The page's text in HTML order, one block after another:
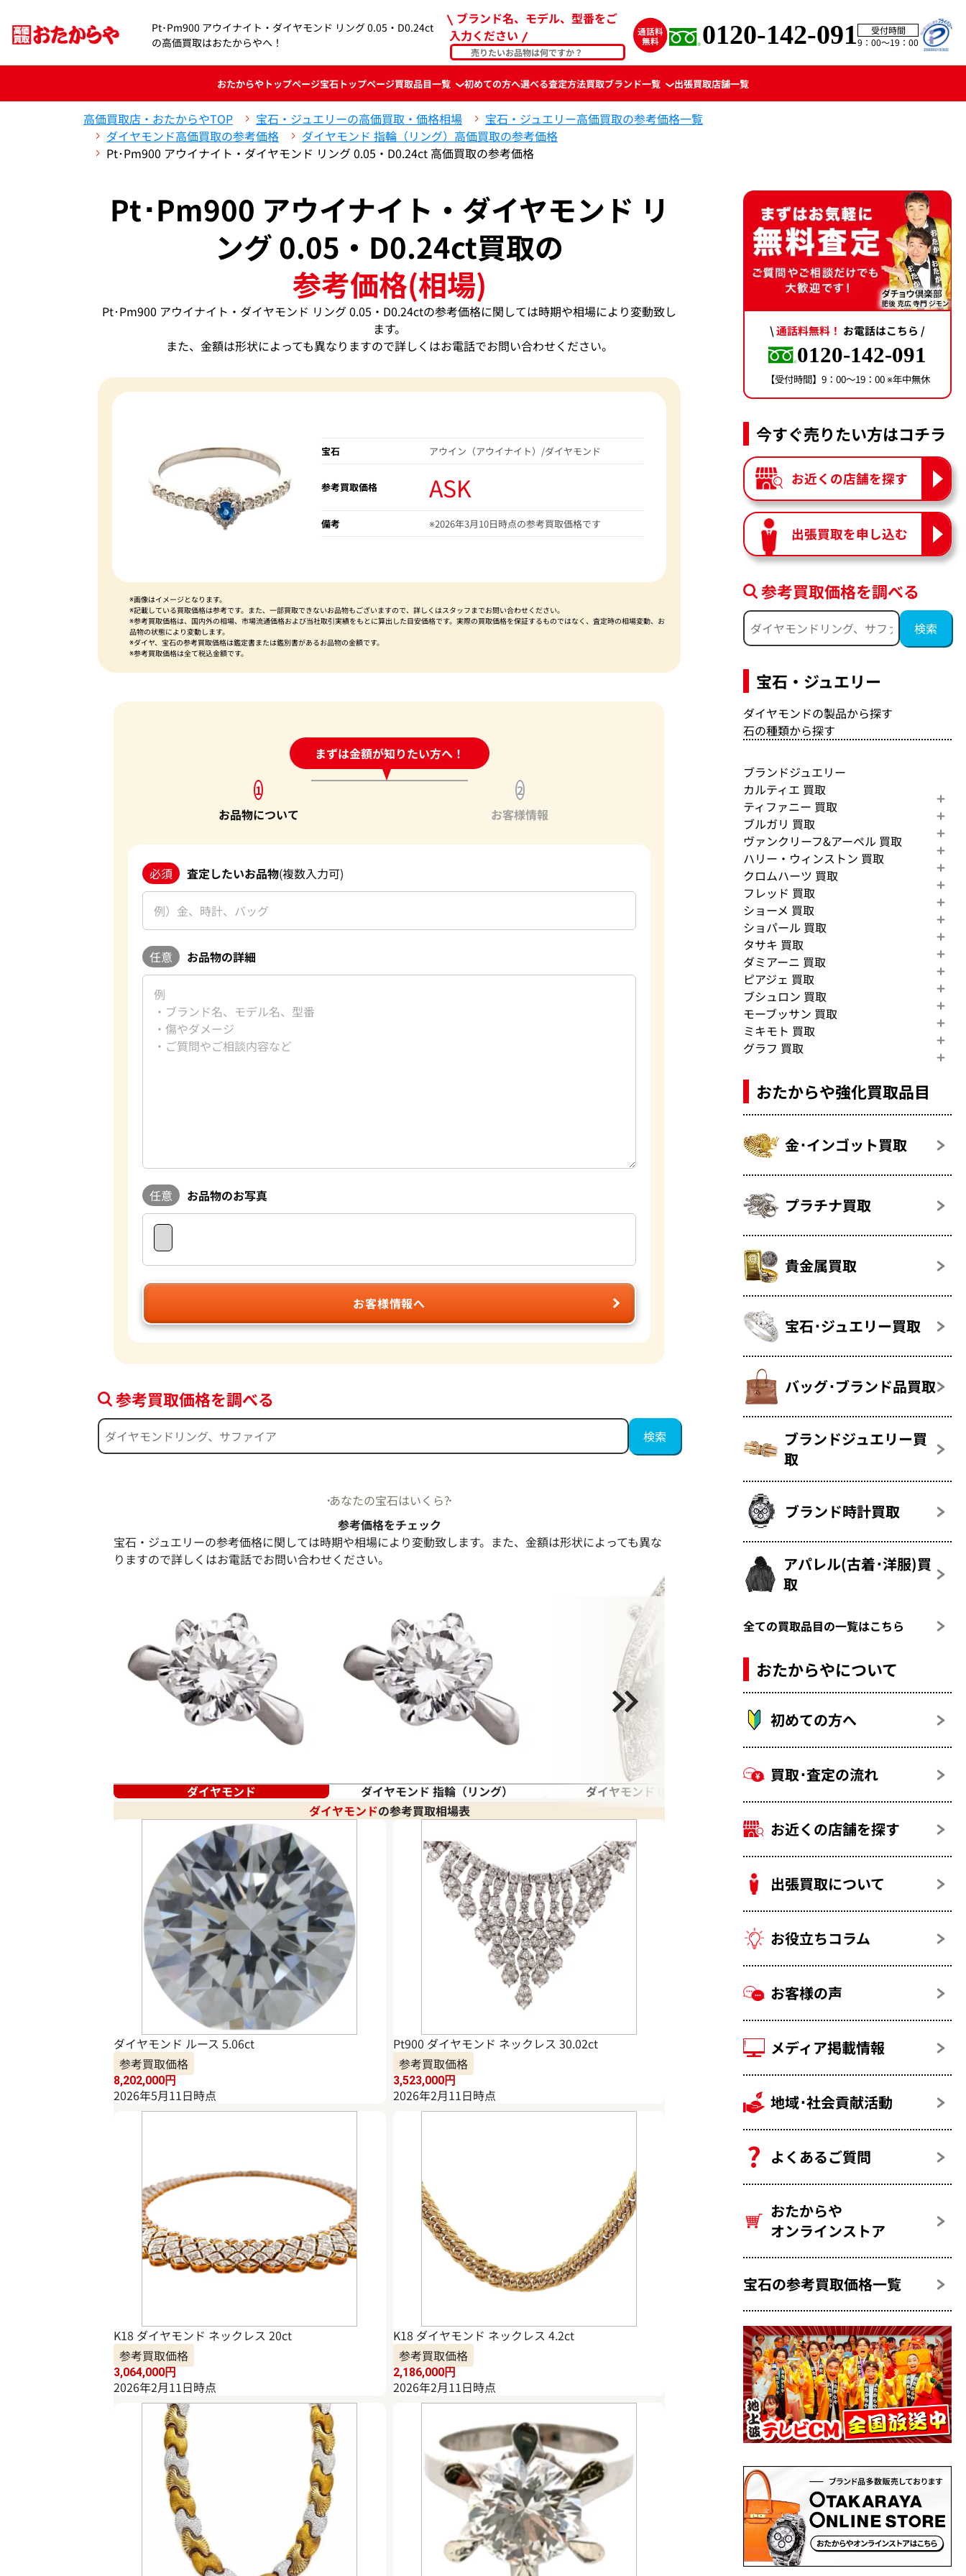
Pt･Pm900 アウイナイト・ダイヤモンド リング 0.05・D0.24ct
の高価買取はおたからやへ！
ブランド名、モデル、型番をご
入力ください
0120-142-091
受付時間
9：00〜19：00
おたからやトップページ宝石トップページ買取品目一覧 初めての方へ選べる査定方法買取ブランド一覧 出張買取店舗一覧
高価買取店・おたからやTOP 宝石・ジュエリーの高価買取・価格相場
宝石・ジュエリー高価買取の参考価格一覧
ダイヤモンド高価買取の参考価格
ダイヤモンド 指輪（リング）高価買取の参考価格
Pt･Pm900 アウイナイト・ダイヤモンド リング 0.05・D0.24ct 高価買取の参考価格
Pt･Pm900 アウイナイト・ダイヤモンド リ
ング 0.05・D0.24ct買取の
参考価格(相場)
Pt･Pm900 アウイナイト・ダイヤモンド リング 0.05・D0.24ctの参考価格に関しては時期や相場により変動致し
ます。
また、金額は形状によっても異なりますので詳しくはお電話でお問い合わせください。
宝石 アウイン（アウイナイト）/ダイヤモンド
参考買取価格 ASK
備考 ※2026年3月10日時点の参考買取価格です
※画像はイメージとなります。
※記載している買取価格は参考です。また、一部買取できないお品物もございますので、詳しくはスタッフまでお問い合わせください。
※参考買取価格は、国内外の相場、市場流通価格および当社取引実績をもとに算出した目安価格です。実際の買取価格を保証するものではなく、査定時の相場変動、お
品物の状態により変動します。
※ダイヤ、宝石の参考買取価格は鑑定書または鑑別書があるお品物の金額です。
※参考買取価格は全て税込金額です。
まずは金額が知りたい方へ！
24時間受付中!問い合わせフォーム
1
お品物について
2
お客様情報
必須 査定したいお品物(複数入力可)
任意 お品物の詳細
任意 お品物のお写真
お客様情報へ
参考買取価格を調べる
あなたの宝石はいくら?
参考価格をチェック
宝石・ジュエリーの参考価格に関しては時期や相場により変動致します。また、金額は形状によっても異な
りますので詳しくはお電話でお問い合わせください。
ダイヤモンド ダイヤモンド 指輪（リング） ダイヤモンド 0.2カラット
ダイヤモンドの参考買取相場表
ダイヤモンド ルース 5.06ct
参考買取価格
8,202,000円
2026年5月11日時点
Pt900 ダイヤモンド ネックレス 30.02ct
参考買取価格
3,523,000円
2026年2月11日時点
K18 ダイヤモンド ネックレス 20ct
参考買取価格
3,064,000円
2026年2月11日時点
K18 ダイヤモンド ネックレス 4.2ct
参考買取価格
2,186,000円
2026年2月11日時点
\通話料無料！ お電話はこちら /
0120-142-091
【受付時間】9：00〜19：00 ※年中無休
今すぐ売りたい方はコチラ
お近くの店舗を探す
出張買取を申し込む
参考買取価格を調べる
宝石・ジュエリー
ダイヤモンドの製品から探す
石の種類から探す
ブランドジュエリー
カルティエ 買取
ティファニー 買取
ブルガリ 買取
ヴァンクリーフ&アーペル 買取
ハリー・ウィンストン 買取
クロムハーツ 買取
フレッド 買取
ショーメ 買取
ショパール 買取
タサキ 買取
ダミアーニ 買取
ピアジェ 買取
ブシュロン 買取
モーブッサン 買取
ミキモト 買取
グラフ 買取
おたからや強化買取品目
金･インゴット買取
プラチナ買取
貴金属買取
宝石･ジュエリー買取
バッグ･ブランド品買取
ブランドジュエリー買
取
ブランド時計買取
アパレル(古着･洋服)買
取
全ての買取品目の一覧はこちら
おたからやについて
初めての方へ
買取･査定の流れ
お近くの店舗を探す
出張買取について
お役立ちコラム
お客様の声
メディア掲載情報
地域･社会貢献活動
よくあるご質問
おたからや
オンラインストア
宝石の参考買取価格一覧